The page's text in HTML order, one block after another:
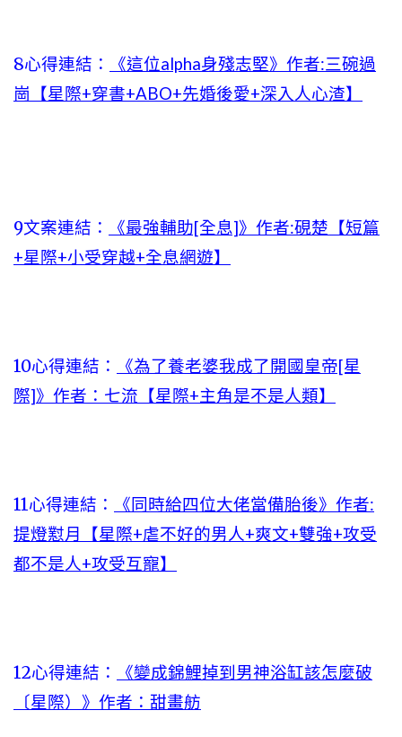
8心得連結：
《這位alpha身殘志堅》作者:三碗過
崗【星際+穿書+ABO+先婚後愛+深入人心渣】
9文案連結：
《最強輔助[全息]》作者:硯楚【短篇
+星際+小受穿越+全息網遊】
10心得連結：
《為了養老婆我成了開國皇帝[星
際]》作者：七流【星際+主角是不是人類】
11心得連結：
《同時給四位大佬當備胎後》作者:
提燈懟月【星際+虐不好的男人+爽文+雙強+攻受
都不是人+攻受互寵】
12心得連結：
《變成錦鯉掉到男神浴缸該怎麼破
〔星際）》作者：甜畫舫